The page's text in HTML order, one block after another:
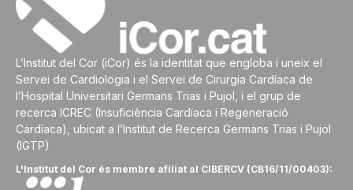
L’Institut del Cor (iCor) és la identitat que engloba i uneix el
Servei de Cardiologia i el Servei de Cirurgia Cardíaca de
l’Hospital Universitari Germans Trias i Pujol, i el grup de
recerca ICREC (Insuficiència Cardíaca i Regeneració
Cardíaca), ubicat a l’Institut de Recerca Germans Trias i Pujol
(IGTP)
L'Institut del Cor és membre afiliat al CIBERCV (CB16/11/00403):